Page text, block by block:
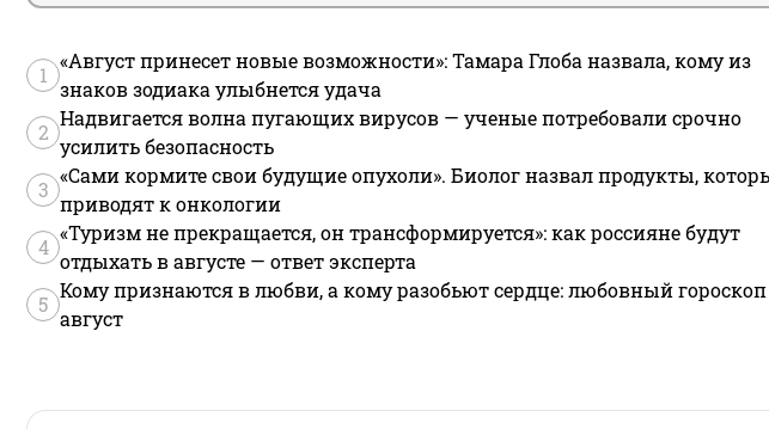
1
«Август принесет новые возможности»: Тамара Глоба назвала, кому из
знаков зодиака улыбнется удача
2
Надвигается волна пугающих вирусов — ученые потребовали срочно
усилить безопасность
3
«Сами кормите свои будущие опухоли». Биолог назвал продукты,
приводят к онкологии
4
«Туризм не прекращается, он трансформируется»: как россияне будут
отдыхать в августе — ответ эксперта
5
Кому признаются в любви, а кому разобьют сердце: любовный
август